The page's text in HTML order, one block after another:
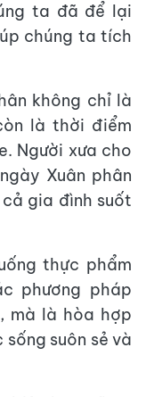
ta đã để lại
chúng ta tích
không chỉ là
là thời điểm
Người xưa cho
Xuân phân
gia đình suốt
thực phẩm
phương pháp
mà là hòa hợp
suôn sẻ và